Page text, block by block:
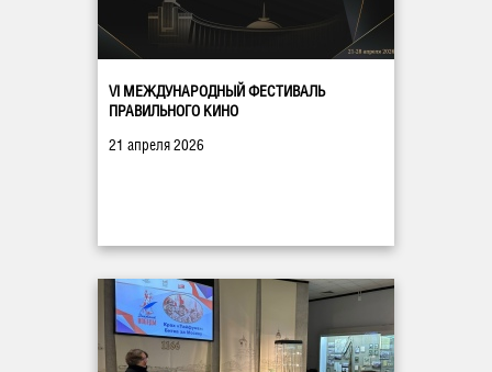
VI МЕЖДУНАРОДНЫЙ ФЕСТИВАЛЬ
ПРАВИЛЬНОГО КИНО
21 апреля 2026